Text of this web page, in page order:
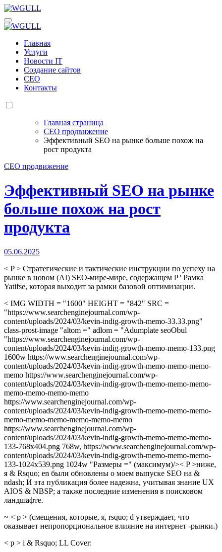
Перейти
к
содержанию
WGULL
Белая чайка - создание и продвижение сайтов
Белая чайка - создание и продвижение сайтов
Главная
Услуги
Новости IT
Создание сайтов
СЕО
Контакты
Главная страница
СЕО продвижение
Эффективный SEO на рынке больше похож на
рост продукта
СЕО продвижение
Эффективный SEO на рынке
больше похож на рост
продукта
05.06.2025
< P > Стратегические и тактические инструкции по успеху на
рынке в новом (AI) SEO-мире-мире, содержащем P ' Рамка
Yatifse, которая выходит за рамки базовой оптимизации.
< IMG WIDTH = "1600" HEIGHT = "842" SRC =
"https://www.searchenginejournal.com/wp-
content/uploads/2024/03/kevin-indig-growth-memo-33.33.png"
class-prost-image "altom =" adlom = "Adumplate seoObul
"https://www.searchenginejournal.com/wp-
content/uploads/2024/03/kevin-indig-growth-memo-memo-133.png
1600w https://www.searchenginejournal.com/wp-
content/uploads/2024/03/kevin-indig-growth-memo-memo-memo-
memo https://www.searchenginejournal.com/wp-
content/uploads/2024/03/kevin-indig-growth-memo-memo-memo-
memo-memo-memo-memo
https://www.searchenginejournal.com/wp-
content/uploads/2024/03/kevin-indig-growth-memo-memo-memo-
memo-memo-memo-memo-memo-memo
https://www.searchenginejournal.com/wp-
content/uploads/2024/03/kevin-indig-growth-memo-memo-memo-
133-768x404.png 768w, https://www.searchenginejournal.com/wp-
content/uploads/2024/03/kevin-indig-growth-memo-memo-memo-
133-1024x539.png 1024w "Размеры =" (максимум)/>< P >ниже,
я & Rsquo; en были обновлены о моем выпуске SEO на &
ndash; И эта публикация более надежна, учитывая знание UX
AIOS & NBSP; а также последние изменения в поисковом
ландшафте.
~ < p > (смещения, которые, я, rsquo; d утверждает, что
оказывает непропорциональное влияние на интернет -рынки.)
< p > i & Rsquo; LL Cover: